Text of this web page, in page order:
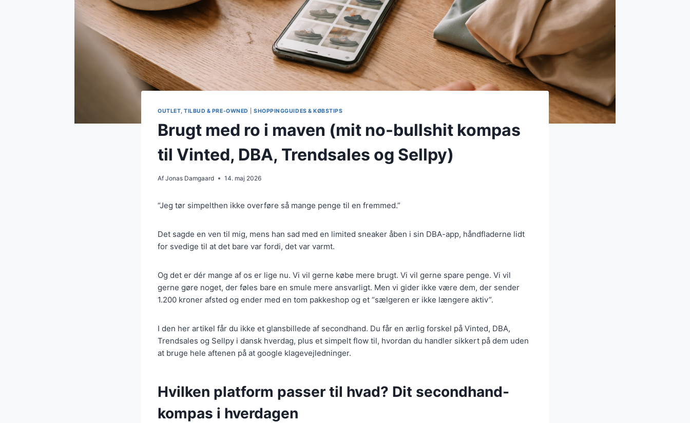
OUTLET, TILBUD & PRE-OWNED |SHOPPINGGUIDES & KØBSTIPS
Brugt med ro i maven (mit no-bullshit kompas
til Vinted, DBA, Trendsales og Sellpy)
Af Jonas Damgaard 14. maj 2026
“Jeg tør simpelthen ikke overføre så mange penge til en fremmed.”
Det sagde en ven til mig, mens han sad med en limited sneaker åben i sin DBA-app, håndfladerne lidt
for svedige til at det bare var fordi, det var varmt.
Og det er dér mange af os er lige nu. Vi vil gerne købe mere brugt. Vi vil gerne spare penge. Vi vil
gerne gøre noget, der føles bare en smule mere ansvarligt. Men vi gider ikke være dem, der sender
1.200 kroner afsted og ender med en tom pakkeshop og et “sælgeren er ikke længere aktiv”.
I den her artikel får du ikke et glansbillede af secondhand. Du får en ærlig forskel på Vinted, DBA,
Trendsales og Sellpy i dansk hverdag, plus et simpelt flow til, hvordan du handler sikkert på dem uden
at bruge hele aftenen på at google klagevejledninger.
Hvilken platform passer til hvad? Dit secondhand-
kompas i hverdagen